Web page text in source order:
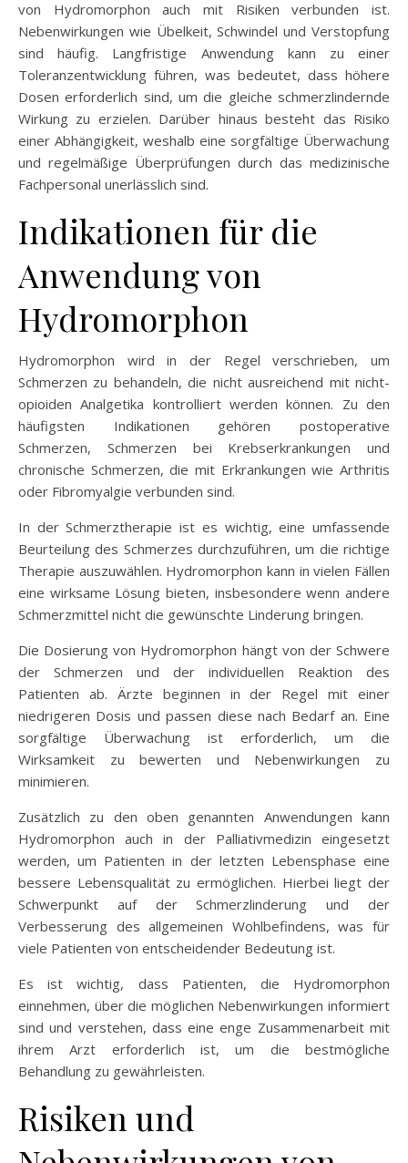
von Hydromorphon auch mit Risiken verbunden ist.
Nebenwirkungen wie Übelkeit, Schwindel und Verstopfung
sind häufig. Langfristige Anwendung kann zu einer
Toleranzentwicklung führen, was bedeutet, dass höhere
Dosen erforderlich sind, um die gleiche schmerzlindernde
Wirkung zu erzielen. Darüber hinaus besteht das Risiko
einer Abhängigkeit, weshalb eine sorgfältige Überwachung
und regelmäßige Überprüfungen durch das medizinische
Fachpersonal unerlässlich sind.
Indikationen für die
Anwendung von
Hydromorphon
Hydromorphon wird in der Regel verschrieben, um
Schmerzen zu behandeln, die nicht ausreichend mit nicht-
opioiden Analgetika kontrolliert werden können. Zu den
häufigsten Indikationen gehören postoperative
Schmerzen, Schmerzen bei Krebserkrankungen und
chronische Schmerzen, die mit Erkrankungen wie Arthritis
oder Fibromyalgie verbunden sind.
In der Schmerztherapie ist es wichtig, eine umfassende
Beurteilung des Schmerzes durchzuführen, um die richtige
Therapie auszuwählen. Hydromorphon kann in vielen Fällen
eine wirksame Lösung bieten, insbesondere wenn andere
Schmerzmittel nicht die gewünschte Linderung bringen.
Die Dosierung von Hydromorphon hängt von der Schwere
der Schmerzen und der individuellen Reaktion des
Patienten ab. Ärzte beginnen in der Regel mit einer
niedrigeren Dosis und passen diese nach Bedarf an. Eine
sorgfältige Überwachung ist erforderlich, um die
Wirksamkeit zu bewerten und Nebenwirkungen zu
minimieren.
Zusätzlich zu den oben genannten Anwendungen kann
Hydromorphon auch in der Palliativmedizin eingesetzt
werden, um Patienten in der letzten Lebensphase eine
bessere Lebensqualität zu ermöglichen. Hierbei liegt der
Schwerpunkt auf der Schmerzlinderung und der
Verbesserung des allgemeinen Wohlbefindens, was für
viele Patienten von entscheidender Bedeutung ist.
Es ist wichtig, dass Patienten, die Hydromorphon
einnehmen, über die möglichen Nebenwirkungen informiert
sind und verstehen, dass eine enge Zusammenarbeit mit
ihrem Arzt erforderlich ist, um die bestmögliche
Behandlung zu gewährleisten.
Risiken und